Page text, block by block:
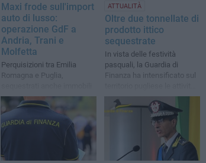
Maxi frode sull'import
auto di lusso:
operazione GdF a
Andria, Trani e
Molfetta
Perquisizioni tra Emilia
Romagna e Puglia,
e terreni
ATTUALITÀ
Oltre due tonnellate di
prodotto ittico
sequestrate
In vista delle festività
pasquali, la Guardia di
Finanza ha intensificato sul
di controllo